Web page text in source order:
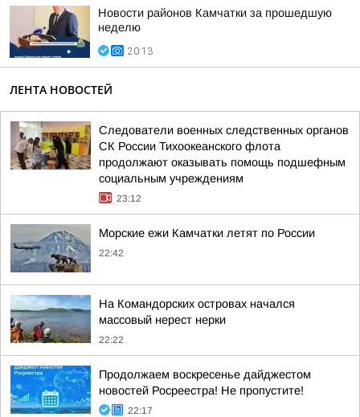
Новости районов Камчатки за прошедшую
неделю
20:13
ЛЕНТА НОВОСТЕЙ
Следователи военных следственных органов
СК России Тихоокеанского флота
продолжают оказывать помощь подшефным
социальным учреждениям
23:12
Морские ежи Камчатки летят по России
22:42
На Командорских островах начался
массовый нерест нерки
22:22
Продолжаем воскресенье дайджестом
новостей Росреестра! Не пропустите!
22:17